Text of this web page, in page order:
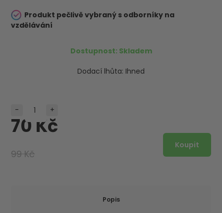
Produkt pečlivě vybraný s odborníky na
vzdělávání
Dostupnost: Skladem
Dodací lhůta: Ihned
99 Kč
70 Kč
- +
Popis